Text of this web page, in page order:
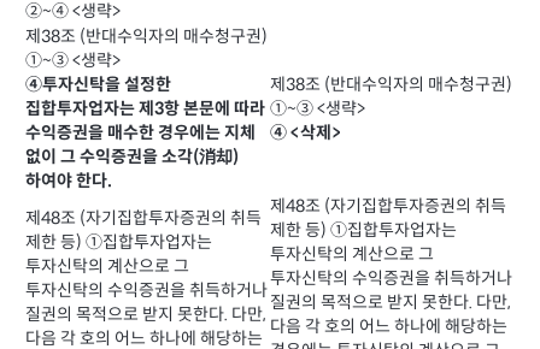
②~④ <생략>
제38조 (반대수익자의 매수청구권)
①~③ <생략>
④투자신탁을 설정한
집합투자업자는 제3항 본문에 따라
수익증권을 매수한 경우에는 지체
없이 그 수익증권을 소각(消却)
하여야 한다.
제38조 (반대수익자의 매수청구권)
①~③ <생략>
④ <삭제>
제48조 (자기집합투자증권의 취득
제한 등) ①집합투자업자는
투자신탁의 계산으로 그
투자신탁의 수익증권을 취득하거나
질권의 목적으로 받지 못한다. 다만,
다음 각 호의 어느 하나에 해당하는
제48조 (자기집합투자증권의 취득
제한 등) ①집합투자업자는
투자신탁의 계산으로 그
투자신탁의 수익증권을 취득하거나
질권의 목적으로 받지 못한다. 다만,
다음 각 호의 어느 하나에 해당하는